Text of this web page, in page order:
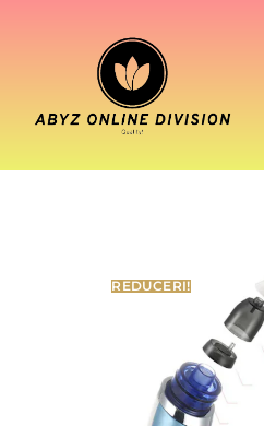
REDUCERI!